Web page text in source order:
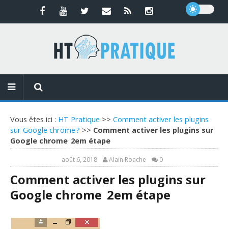
Vous êtes ici : HT Pratique >> Comment activer les plugins
sur Google chrome ? >> Comment activer les plugins sur
Google chrome 2em étape
août 6, 2018 Alain Roache 0
Comment activer les plugins sur
Google chrome 2em étape